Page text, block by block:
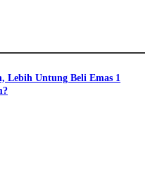
Lebih Untung Beli Emas 1